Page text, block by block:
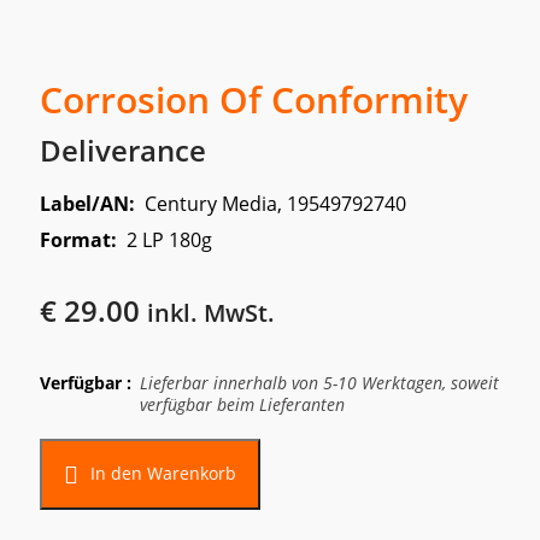
Corrosion Of Conformity
Deliverance
Label/AN: Century Media, 19549792740
Format: 2 LP 180g
€29.00 inkl. MwSt.
Verfügbar : Lieferbar innerhalb von 5-10 Werktagen, soweit
verfügbar beim Lieferanten
In den Warenkorb